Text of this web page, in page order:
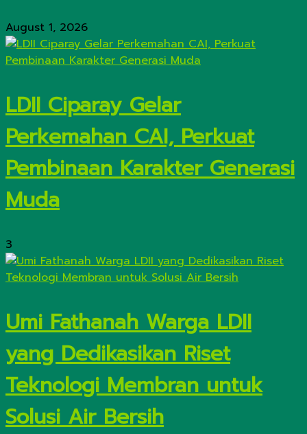
August 1, 2026
LDII Ciparay Gelar
Perkemahan CAI, Perkuat
Pembinaan Karakter Generasi
Muda
3
Umi Fathanah Warga LDII
yang Dedikasikan Riset
Teknologi Membran untuk
Solusi Air Bersih